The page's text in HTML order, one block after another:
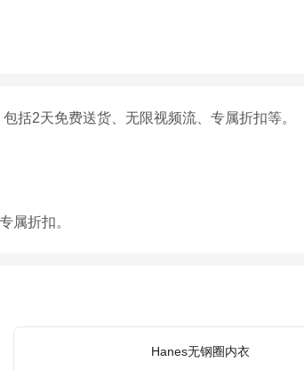
包括2天免费送货、无限视频流、专属折扣等。
属折扣。
Hanes无钢圈内衣